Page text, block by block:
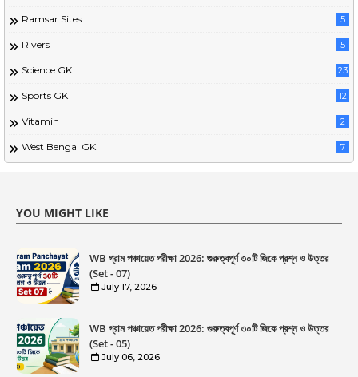
Ramsar Sites 5
Rivers 5
Science GK 23
Sports GK 12
Vitamin 2
West Bengal GK 7
YOU MIGHT LIKE
WB গ্রাম পঞ্চায়েত পরীক্ষা 2026: গুরুত্বপূর্ণ ৩০টি জিকে প্রশ্ন ও উত্তর
(Set - 07)
July 17, 2026
WB গ্রাম পঞ্চায়েত পরীক্ষা 2026: গুরুত্বপূর্ণ ৩০টি জিকে প্রশ্ন ও উত্তর
(Set - 05)
July 06, 2026